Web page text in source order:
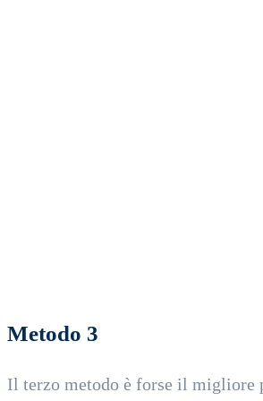
Metodo 3
Il terzo metodo è forse il migliore